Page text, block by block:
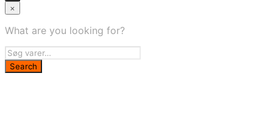
×
What are you looking for?